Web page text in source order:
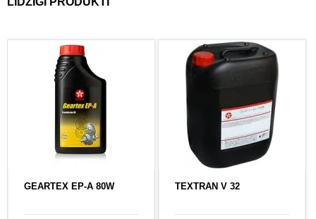
GEARTEX EP-A 80W TEXTRAN V 32